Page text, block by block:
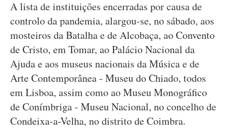
A lista de instituições encerradas por causa de
controlo da pandemia, alargou-se, no sábado, aos
mosteiros da Batalha e de Alcobaça, ao Convento
de Cristo, em Tomar, ao Palácio Nacional da
Ajuda e aos museus nacionais da Música e de
Arte Contemporânea - Museu do Chiado, todos
em Lisboa, assim como ao Museu Monográfico
de Conímbriga - Museu Nacional, no concelho de
Condeixa-a-Velha, no distrito de Coimbra.